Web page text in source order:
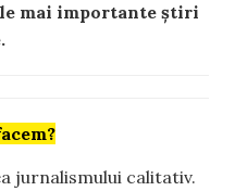
mai importante știri
jurnalismului calitativ.